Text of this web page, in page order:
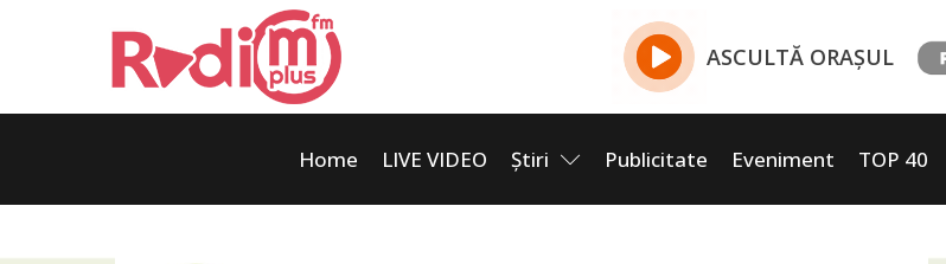
ASCULTĂ ORAȘUL
Home LIVE VIDEO Știri Publicitate Eveniment TOP 40